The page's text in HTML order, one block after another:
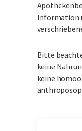
Information
Bitte
keine
keine